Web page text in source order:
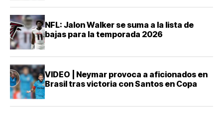
NFL: Jalon Walker se suma a la lista de
bajas para la temporada 2026
VIDEO | Neymar provoca a aficionados en
Brasil tras victoria con Santos en Copa